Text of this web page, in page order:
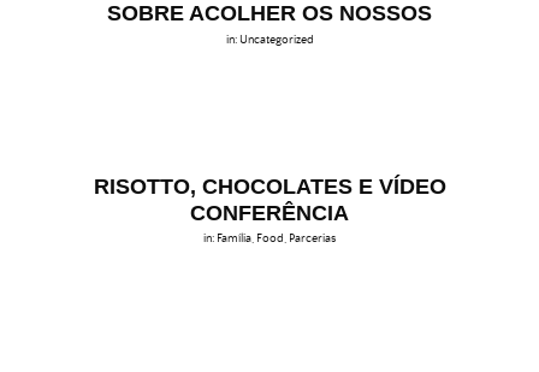
SOBRE ACOLHER OS NOSSOS
in: Uncategorized
RISOTTO, CHOCOLATES E VÍDEO
CONFERÊNCIA
in: Família, Food, Parcerias